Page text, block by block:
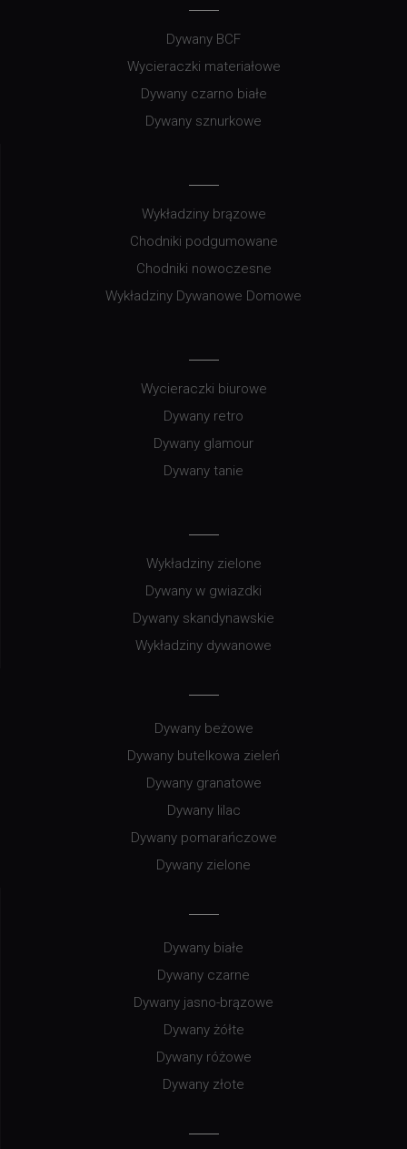
Dywany BCF
Wycieraczki materiałowe
Dywany czarno białe
Dywany sznurkowe
Wykładziny brązowe
Chodniki podgumowane
Chodniki nowoczesne
Wykładziny Dywanowe Domowe
Wycieraczki biurowe
Dywany retro
Dywany glamour
Dywany tanie
Wykładziny zielone
Dywany w gwiazdki
Dywany skandynawskie
Wykładziny dywanowe
Dywany beżowe
Dywany butelkowa zieleń
Dywany granatowe
Dywany lilac
Dywany pomarańczowe
Dywany zielone
Dywany białe
Dywany czarne
Dywany jasno-brązowe
Dywany żółte
Dywany różowe
Dywany złote